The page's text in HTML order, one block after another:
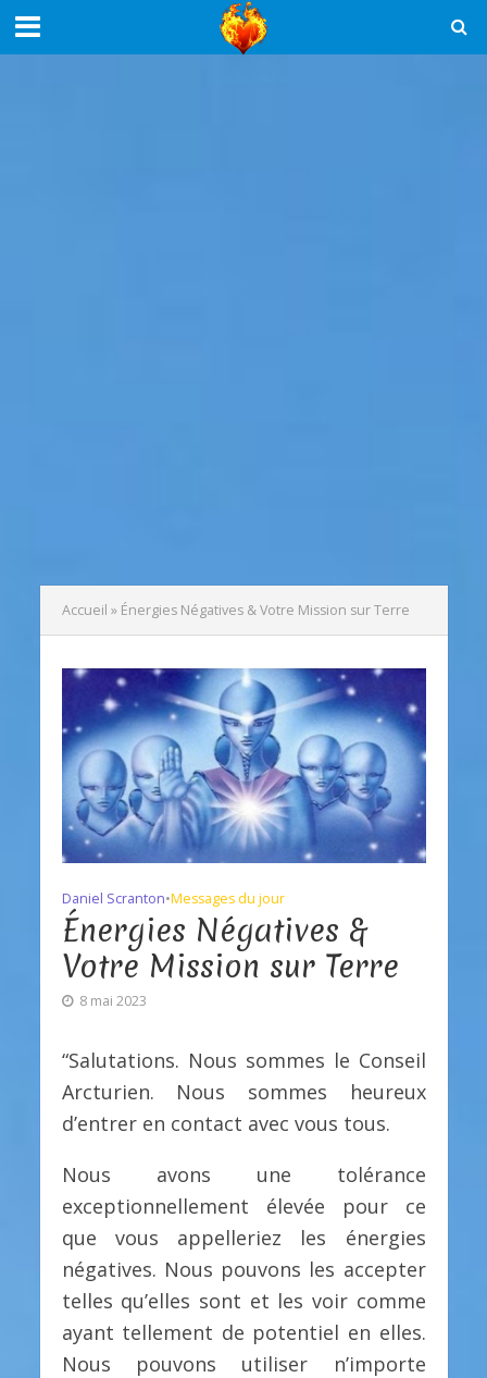
Accueil » Énergies Négatives & Votre Mission sur Terre
Daniel Scranton•Messages du jour
Énergies Négatives &
Votre Mission sur Terre
8 mai 2023
“Salutations. Nous sommes le Conseil
Arcturien. Nous sommes heureux
d’entrer en contact avec vous tous.
Nous avons une tolérance
exceptionnellement élevée pour ce
que vous appelleriez les énergies
négatives. Nous pouvons les accepter
telles qu’elles sont et les voir comme
ayant tellement de potentiel en elles.
Nous pouvons utiliser n’importe